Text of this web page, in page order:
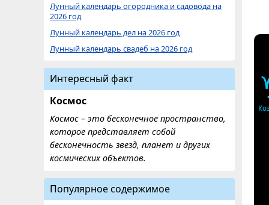
Лунный календарь огородника и садовода на
2026 год
Лунный календарь дел на 2026 год
Лунный календарь свадеб на 2026 год
Интересный факт
Космос
Космос – это бесконечное пространство,
которое представляет собой
бесконечность звезд, планет и других
космических объектов.
Популярное содержимое